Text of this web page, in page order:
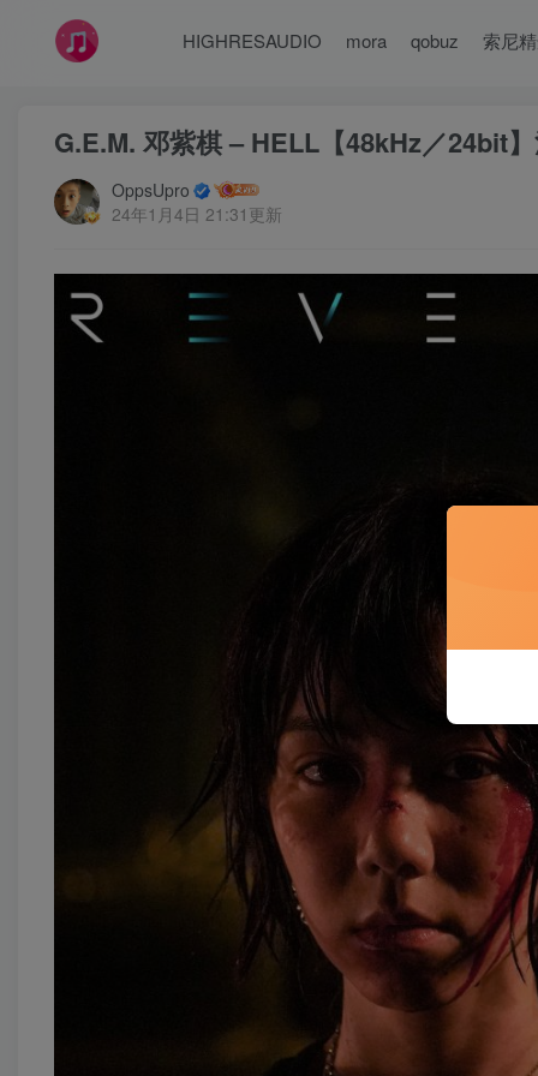
HIGHRESAUDIO mora qobuz 索尼
G.E.M. 邓紫棋 – HELL【48kHz／24bit
OppsUpro
24年1月4日 21:31更新